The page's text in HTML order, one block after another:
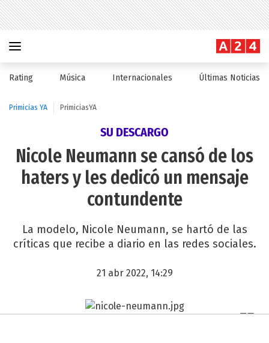
Rating Música Internacionales Últimas Noticias
Primicias YA PrimiciasYA
SU DESCARGO
Nicole Neumann se cansó de los
haters y les dedicó un mensaje
contundente
La modelo, Nicole Neumann, se hartó de las
críticas que recibe a diario en las redes sociales.
21 abr 2022, 14:29